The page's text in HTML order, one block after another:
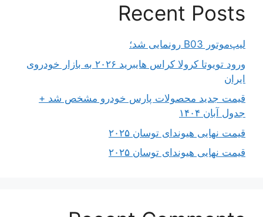
Recent Posts
لیپ‌موتور B03 رونمایی شد؛
ورود تویوتا کرولا کراس هایبرید ۲۰۲۶ به بازار خودروی
ایران
قیمت جدید محصولات پارس خودرو مشخص شد +
جدول آبان ۱۴۰۴
قیمت نهایی هیوندای توسان ۲۰۲۵
قیمت نهایی هیوندای توسان ۲۰۲۵